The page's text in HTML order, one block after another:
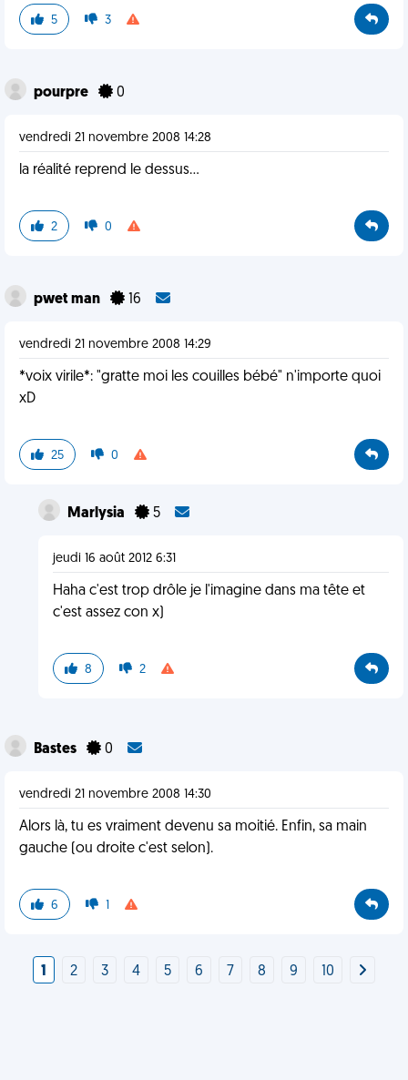
5 3
pourpre 0
vendredi 21 novembre 2008 14:28
la réalité reprend le dessus...
2 0
pwet man 16
vendredi 21 novembre 2008 14:29
*voix virile*: "gratte moi les couilles bébé" n'importe quoi
xD
25 0
Marlysia 5
jeudi 16 août 2012 6:31
Haha c'est trop drôle je l'imagine dans ma tête et
c'est assez con x)
8 2
Bastes 0
vendredi 21 novembre 2008 14:30
Alors là, tu es vraiment devenu sa moitié. Enfin, sa main
gauche (ou droite c'est selon).
6 1
1 2 3 4 5 6 7 8 9 10